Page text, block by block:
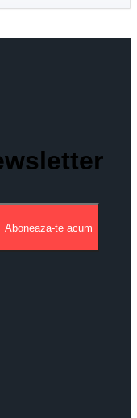
Aboneaza-te acum